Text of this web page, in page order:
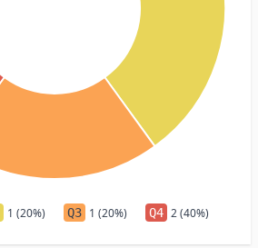
1 (20%) Q3 1 (20%) Q4 2 (40%)